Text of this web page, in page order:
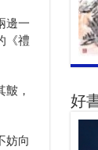
邊一
《禮
，
妨向
好